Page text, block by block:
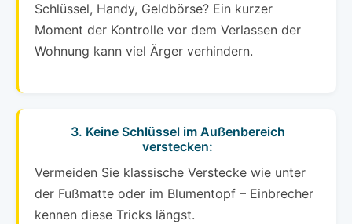
Schlüssel, Handy, Geldbörse? Ein kurzer
Moment der Kontrolle vor dem Verlassen der
Wohnung kann viel Ärger verhindern.
3. Keine Schlüssel im Außenbereich
verstecken:
Vermeiden Sie klassische Verstecke wie unter
der Fußmatte oder im Blumentopf – Einbrecher
kennen diese Tricks längst.